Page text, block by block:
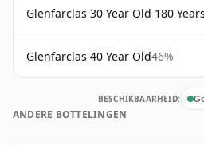
Glenfarclas 30 Year Old 180
Glenfarclas 40 Year Old46%
BESCHIKBAARHEID:
ANDERE BOTTELINGEN